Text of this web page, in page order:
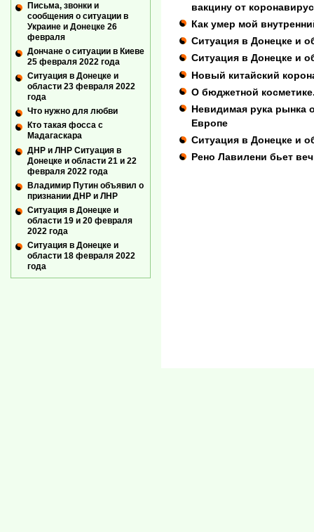
вакцину от
Как умер мой
Ситуация в Донецке и
Ситуация в Донецке и
Новый китайский
О бюджетной
Невидимая рука рынка
Европе
Ситуация в Донецке и
Рено Лавилени бьет
Письма, звонки и
сообщения о ситуации в
Украине и Донецке 26
февраля
Дончане о ситуации в Киеве
25 февраля 2022 года
Ситуация в Донецке и
области 23 февраля 2022
года
Что нужно для любви
Кто такая фосса с
Мадагаскара
ДНР и ЛНР Ситуация в
Донецке и области 21 и 22
февраля 2022 года
Владимир Путин объявил о
признании ДНР и ЛНР
Ситуация в Донецке и
области 19 и 20 февраля
2022 года
Ситуация в Донецке и
области 18 февраля 2022
года